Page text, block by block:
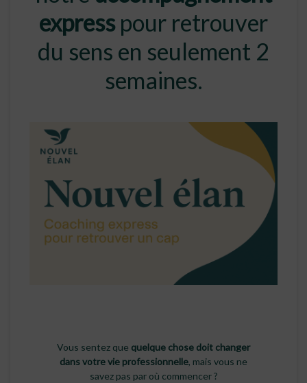
expresspour retrouver
du sens en seulement 2
semaines.
Vous sentez que quelque chose doit changer
dans votre vie professionnelle, mais vous ne
savez pas par où commencer ?